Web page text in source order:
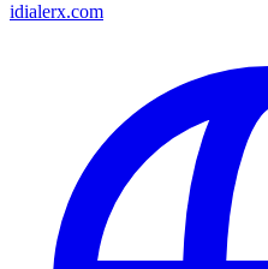
idialerx.com